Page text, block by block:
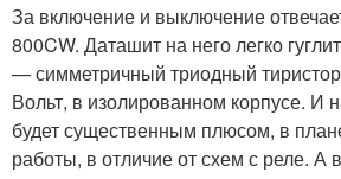
За включение и выключение
800CW. Даташит на него легко
— симметричный триодный
Вольт, в изолированном корпусе. И
будет существенным плюсом, в
работы, в отличие от схем с реле. А